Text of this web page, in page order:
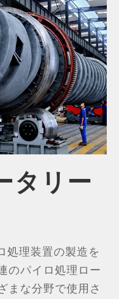
タリー
処理装置の製造を
のパイロ処理ロー
まな分野で使用さ